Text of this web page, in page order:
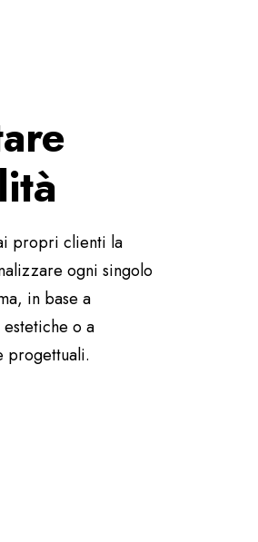
propri clienti la
ogni singolo
in base a
o a
progettuali.